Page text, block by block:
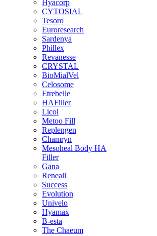
Hyacorp
CYTOSIAL
Tesoro
Euroresearch
Sardenya
Phillex
Revanesse
CRYSTAL
BioMialVel
Celosome
Etrebelle
HAFiller
Licol
Metoo Fill
Replengen
Chamryn
Mesoheal Body HA
Filler
Gana
Reneall
Success
Evolution
Univelo
Hyamax
B-esta
The Chaeum